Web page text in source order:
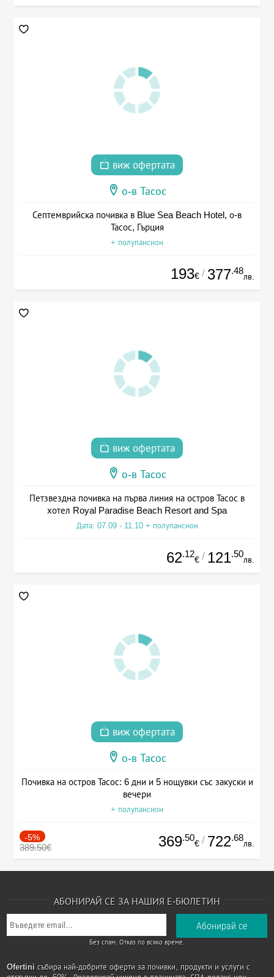
виж офертата
о-в Тасос
Септемврийска почивка в Blue Sea Beach Hotel, о-в
Тасос, Гърция
+ полупансион
193€ / 377.48
лв.
виж офертата
о-в Тасос
Петзвездна почивка на първа линия на остров Тасос в
хотел Royal Paradise Beach Resort and Spa
Дата: 07.09 - 11.10 + полупансион
62.12
€ / 121.50
лв.
виж офертата
о-в Тасос
Почивка на остров Тасос: 6 дни и 5 нощувки със закуски и
вечери
+ полупансион
-5%
389.50€ 369.50
€ / 722.68
лв.
АБОНИРАЙ СЕ ЗА НАШИЯ Е-БЮЛЕТИН
Без спам. Отказ по всяко време.
Ofertini събира най-добрите оферти за почивки, продукти и услуги с